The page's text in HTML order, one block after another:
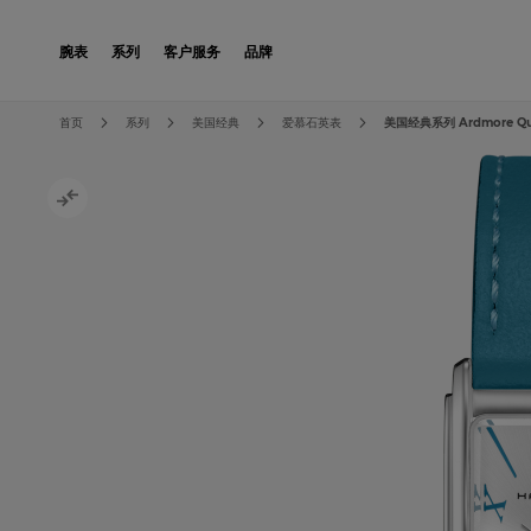
腕表 系列 客户服务 品牌
Skip to the beginning of the images gallery
首页 系列 美国经典 爱慕石英表 美国经典系列 Ardmore